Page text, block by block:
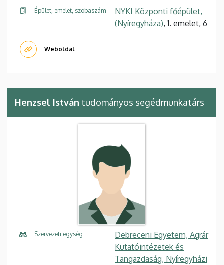
Épület, emelet, szobaszám
NYKI Központi főépület,
(Nyíregyháza), 1. emelet, 6
Weboldal
Henzsel István tudományos segédmunkatárs
Szervezeti egység
Debreceni Egyetem, Agrár
Kutatóintézetek és
Tangazdaság, Nyíregyházi